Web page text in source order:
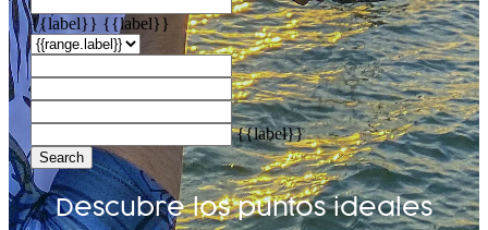
{{label}} {{label}}
{{label}}
Search
Descubre los puntos ideales